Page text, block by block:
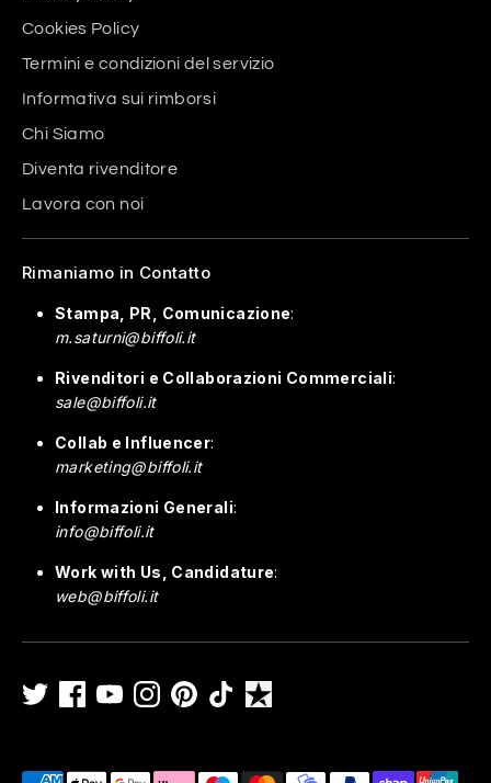
Cookies Policy
Termini e condizioni del servizio
Informativa sui rimborsi
Chi Siamo
Diventa rivenditore
Lavora con noi
Rimaniamo in Contatto
Stampa, PR, Comunicazione:
m.saturni@biffoli.it
Rivenditori e Collaborazioni Commerciali:
sale@biffoli.it
Collab e Influencer:
marketing@biffoli.it
Informazioni Generali:
info@biffoli.it
Work with Us, Candidature:
web@biffoli.it
Metodi